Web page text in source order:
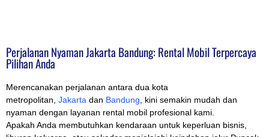
Perjalanan Nyaman Jakarta Bandung: Rental Mobil Terpercaya
Pilihan Anda
Merencanakan perjalanan antara dua kota
metropolitan, Jakarta dan Bandung , kini semakin mudah dan
nyaman dengan layanan rental mobil profesional kami.
Apakah Anda membutuhkan kendaraan untuk keperluan bisnis,